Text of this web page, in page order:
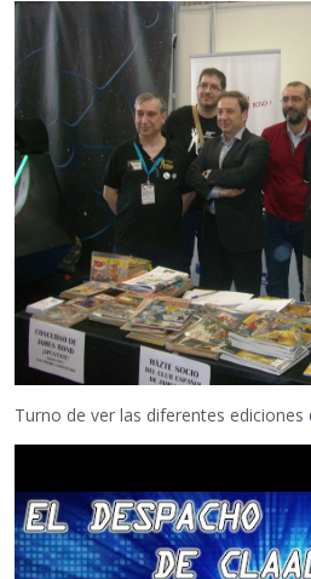
Turno de ver las diferentes ediciones